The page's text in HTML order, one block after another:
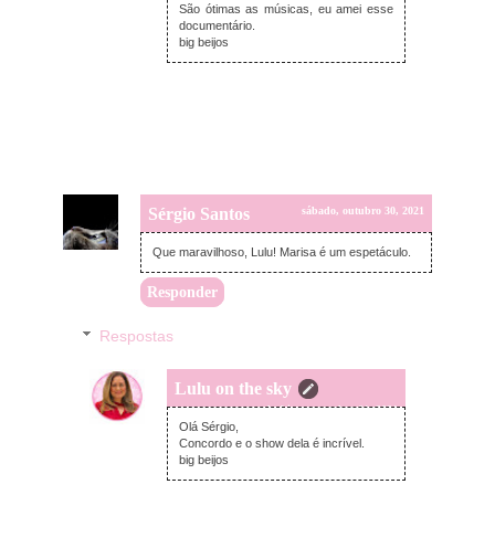
São ótimas as músicas, eu amei esse
documentário.
big beijos
Sérgio Santos sábado, outubro 30, 2021
Que maravilhoso, Lulu! Marisa é um espetáculo.
Responder
Respostas
Lulu on the sky
segunda-feira, novembro 01, 2021
Olá Sérgio,
Concordo e o show dela é incrível.
big beijos